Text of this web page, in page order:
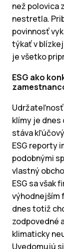
než polovica
nestretla.
povinnosť
týkať v
je všetko
ESG ako
Udržateľnosť
klímy je dnes
stáva
ESG reporty
podobnými
vlastný
ESG sa však
výhodnejším
dnes totiž
zodpovedné
klimaticky
Uvedomujú